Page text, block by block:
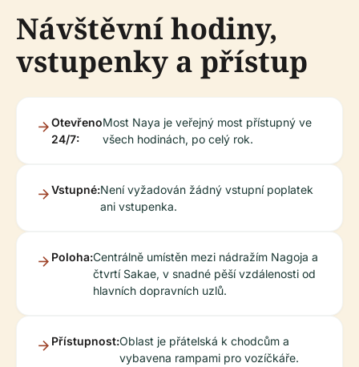
Návštěvní hodiny,
vstupenky a přístup
Otevřeno
24/7:
Most Naya je veřejný most přístupný ve
všech hodinách, po celý rok.
Vstupné:Není vyžadován žádný vstupní poplatek
ani vstupenka.
Poloha:Centrálně umístěn mezi nádražím Nagoja a
čtvrtí Sakae, v snadné pěší vzdálenosti od
hlavních dopravních uzlů.
Přístupnost:Oblast je přátelská k chodcům a
vybavena rampami pro vozíčkáře.